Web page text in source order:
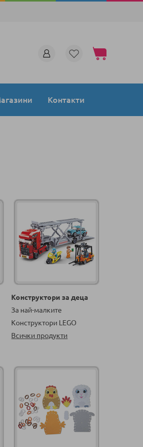
Моята количка
Контакти
Конструктори за деца
За най-малките
Конструктори LEGO
Всички продукти